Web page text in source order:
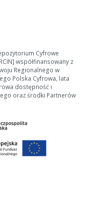
Cyfrowe
współfinansowany z
Regionalnego w
Polska Cyfrowa, lata
dostępność i
oraz środki Partnerów